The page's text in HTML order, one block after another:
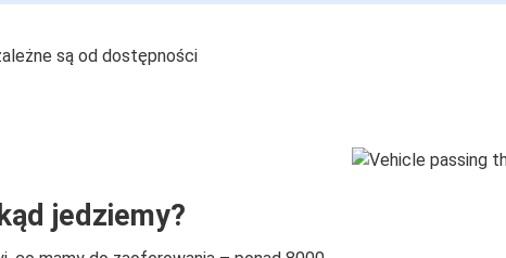
są od dostępności
jedziemy?